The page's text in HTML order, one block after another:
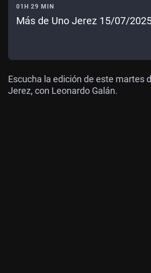
01H 29 MIN
Más de Uno Jerez 15/07/
Escucha la edición de este martes
Jerez, con Leonardo Galán.